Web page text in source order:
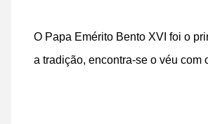
O Papa Emérito Bento XVI foi o
a tradição, encontra-se o véu com